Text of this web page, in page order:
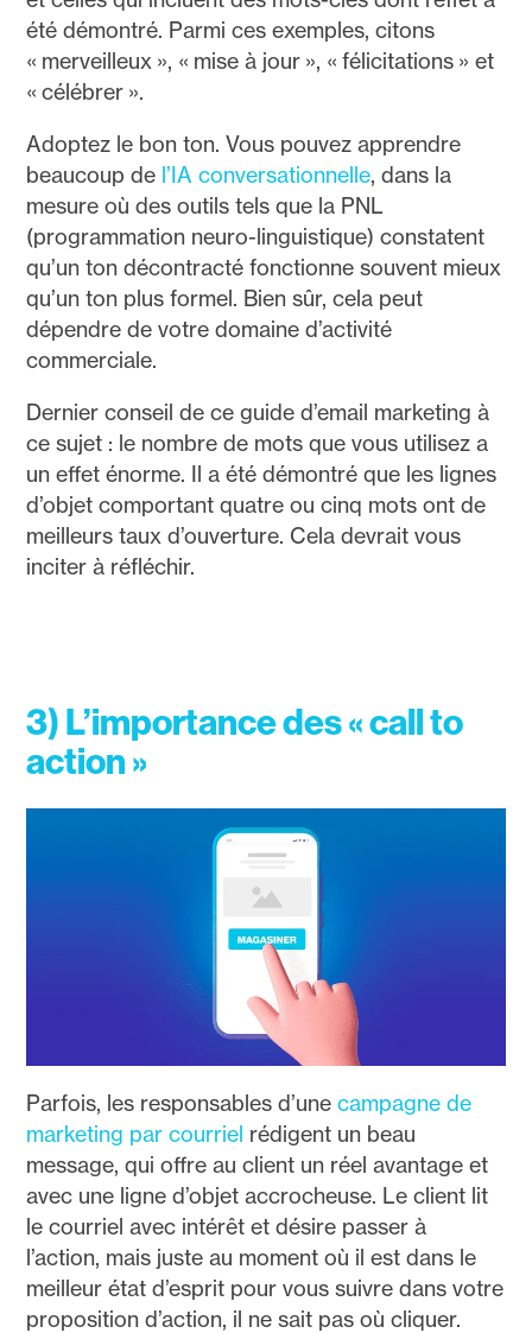
été démontré. Parmi ces exemples, citons
« merveilleux », « mise à jour », « félicitations » et
« célébrer ».
Adoptez le bon ton. Vous pouvez apprendre
beaucoup de l’IA conversationnelle, dans la
mesure où des outils tels que la PNL
(programmation neuro-linguistique) constatent
qu’un ton décontracté fonctionne souvent mieux
qu’un ton plus formel. Bien sûr, cela peut
dépendre de votre domaine d’activité
commerciale.
Dernier conseil de ce guide d’email marketing à
ce sujet : le nombre de mots que vous utilisez a
un effet énorme. Il a été démontré que les lignes
d’objet comportant quatre ou cinq mots ont de
meilleurs taux d’ouverture. Cela devrait vous
inciter à réfléchir.
3) L’importance des « call to
action »
Parfois, les responsables d’unecampagne de
marketing par courriel rédigent un beau
message, qui offre au client un réel avantage et
avec une ligne d’objet accrocheuse. Le client lit
le courriel avec intérêt et désire passer à
l’action, mais juste au moment où il est dans le
meilleur état d’esprit pour vous suivre dans votre
proposition d’action, il ne sait pas où cliquer.